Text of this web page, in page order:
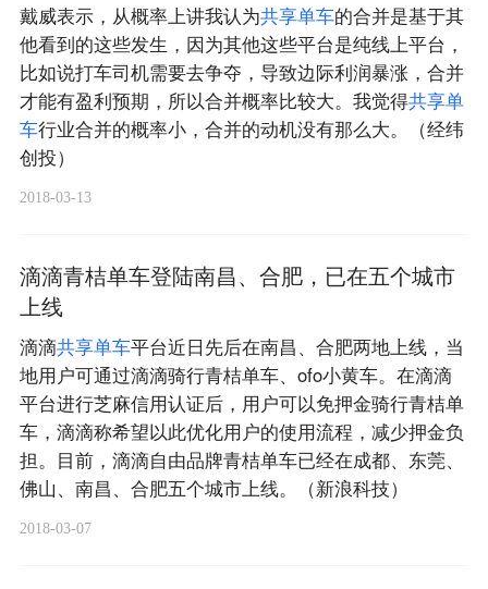
戴威表示，从概率上讲我认为共享单车的合并是基于其
他看到的这些发生，因为其他这些平台是纯线上平台，
比如说打车司机需要去争夺，导致边际利润暴涨，合并
才能有盈利预期，所以合并概率比较大。我觉得共享单
车行业合并的概率小，合并的动机没有那么大。（经纬
创投）
2018-03-13
滴滴青桔单车登陆南昌、合肥，已在五个城市
上线
滴滴共享单车平台近日先后在南昌、合肥两地上线，当
地用户可通过滴滴骑行青桔单车、ofo小黄车。在滴滴
平台进行芝麻信用认证后，用户可以免押金骑行青桔单
车，滴滴称希望以此优化用户的使用流程，减少押金负
担。目前，滴滴自由品牌青桔单车已经在成都、东莞、
佛山、南昌、合肥五个城市上线。（新浪科技）
2018-03-07